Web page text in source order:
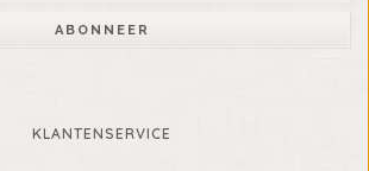
ABONNEER
KLANTENSERVICE